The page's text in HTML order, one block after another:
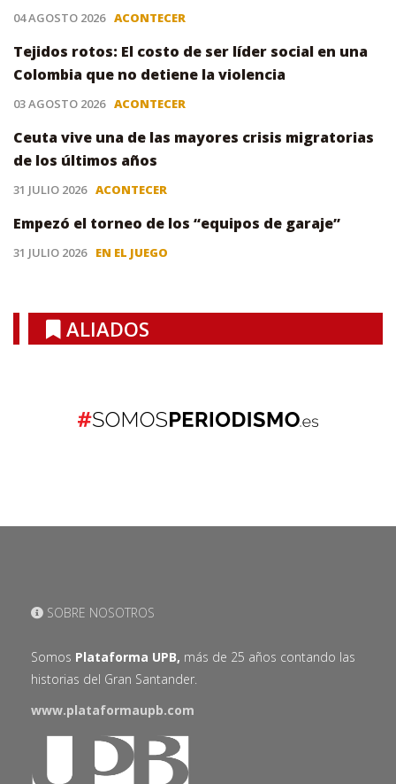
04 AGOSTO 2026 ACONTECER
Tejidos rotos: El costo de ser líder social en una
Colombia que no detiene la violencia
03 AGOSTO 2026 ACONTECER
Ceuta vive una de las mayores crisis migratorias
de los últimos años
31 JULIO 2026 ACONTECER
Empezó el torneo de los “equipos de garaje”
31 JULIO 2026 EN EL JUEGO
ALIADOS
SOBRE NOSOTROS
Somos Plataforma UPB, más de 25 años contando las
historias del Gran Santander.
www.plataformaupb.com